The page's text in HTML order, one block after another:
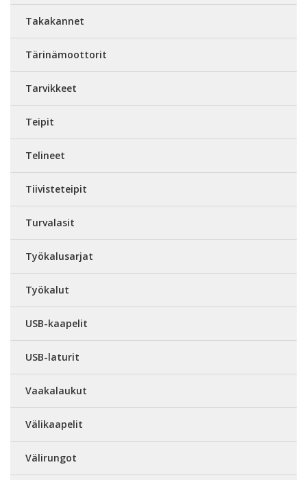
Takakannet
Tärinämoottorit
Tarvikkeet
Teipit
Telineet
Tiivisteteipit
Turvalasit
Työkalusarjat
Työkalut
USB-kaapelit
USB-laturit
Vaakalaukut
Välikaapelit
Välirungot